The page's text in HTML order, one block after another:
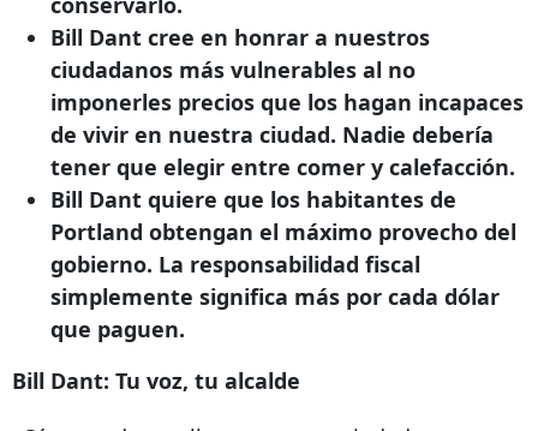
Bill Dant cree en honrar a nuestros
ciudadanos más vulnerables al no
imponerles precios que los hagan incapaces
de vivir en nuestra ciudad. Nadie debería
tener que elegir entre comer y calefacción.
Bill Dant quiere que los habitantes de
Portland obtengan el máximo provecho del
gobierno. La responsabilidad fiscal
simplemente significa más por cada dólar
que paguen.
Bill Dant: Tu voz, tu alcalde